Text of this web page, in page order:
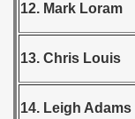
12. Mark Loram
13. Chris Louis
14. Leigh Adams
- 1958
- 1960